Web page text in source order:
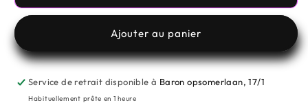
-
613
PLUMAGE
-
GELEGANT™
613
PLUMAGE
Spend€59.00more fromMESAUDA,
TOMVMAKEUPto unlock
Free Gifts 🥰
Spend€99.00more fromMESAUDA ,
TOMVMAKEUP
Ajouter au panier
Service de retrait disponible à Baron opsomerlaan, 17/1
Habituellement prête en 1 heure